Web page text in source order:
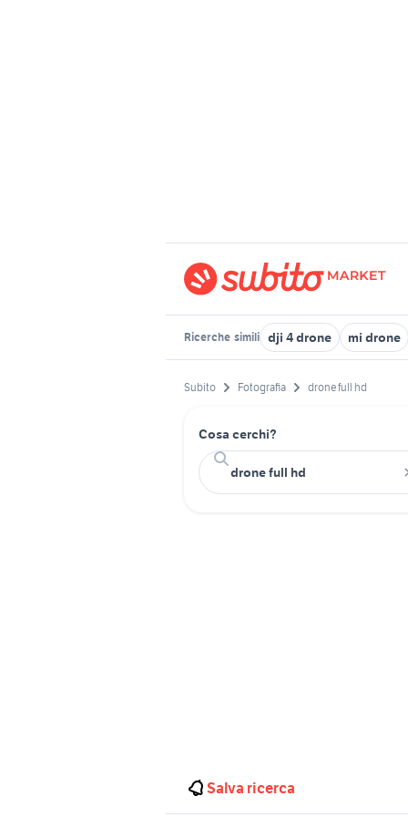
Ricerche simili dji 4 drone mi drone
Subito Fotografia drone full hd
Cosa cerchi?
Salva ricerca